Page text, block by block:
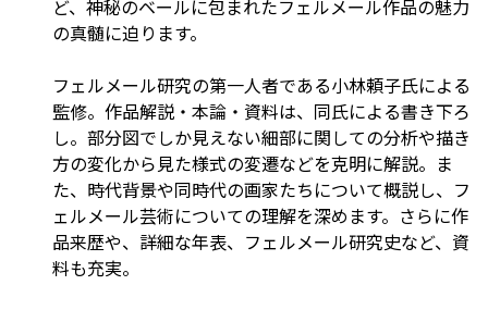
ど、神秘のベールに包まれたフェルメール作品の魅力
の真髄に迫ります。
フェルメール研究の第一人者である小林頼子氏による
監修。作品解説・本論・資料は、同氏による書き下ろ
し。部分図でしか見えない細部に関しての分析や描き
方の変化から見た様式の変遷などを克明に解説。ま
た、時代背景や同時代の画家たちについて概説し、フ
ェルメール芸術についての理解を深めます。さらに作
品来歴や、詳細な年表、フェルメール研究史など、資
料も充実。